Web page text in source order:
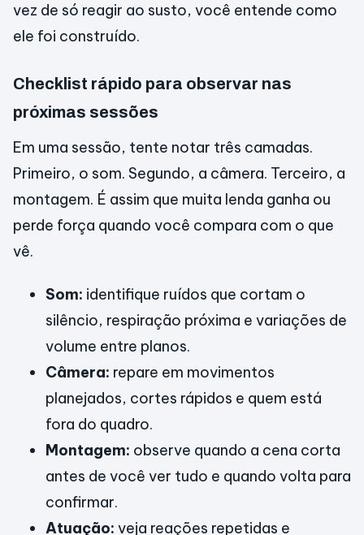
vez de só reagir ao susto, você entende como
ele foi construído.
Checklist rápido para observar nas
próximas sessões
Em uma sessão, tente notar três camadas.
Primeiro, o som. Segundo, a câmera. Terceiro, a
montagem. É assim que muita lenda ganha ou
perde força quando você compara com o que
vê.
Som: identifique ruídos que cortam o
silêncio, respiração próxima e variações de
volume entre planos.
Câmera: repare em movimentos
planejados, cortes rápidos e quem está
fora do quadro.
Montagem: observe quando a cena corta
antes de você ver tudo e quando volta para
confirmar.
Atuação: veja reações repetidas e